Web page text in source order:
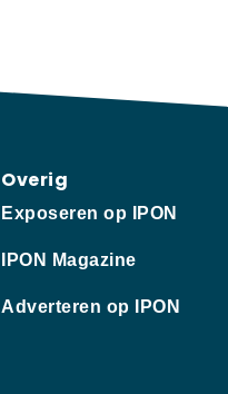
Overig
Exposeren op IPON
IPON Magazine
Adverteren op IPON